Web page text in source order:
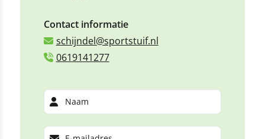
Contact informatie
schijndel@sportstuif.nl
0619141277